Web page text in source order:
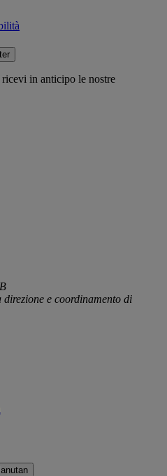
in anticipo le nostre
direzione e coordinamento di